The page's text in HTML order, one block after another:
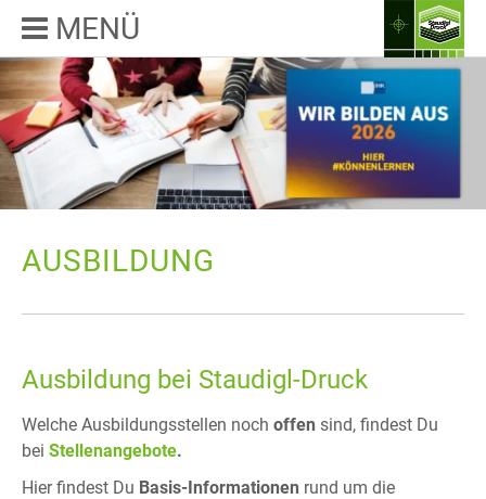
MENÜ
AUSBILDUNG
Ausbildung bei Staudigl-Druck
Welche Ausbildungsstellen noch offen sind, findest Du
bei Stellenangebote.
Hier findest Du Basis-Informationen rund um die